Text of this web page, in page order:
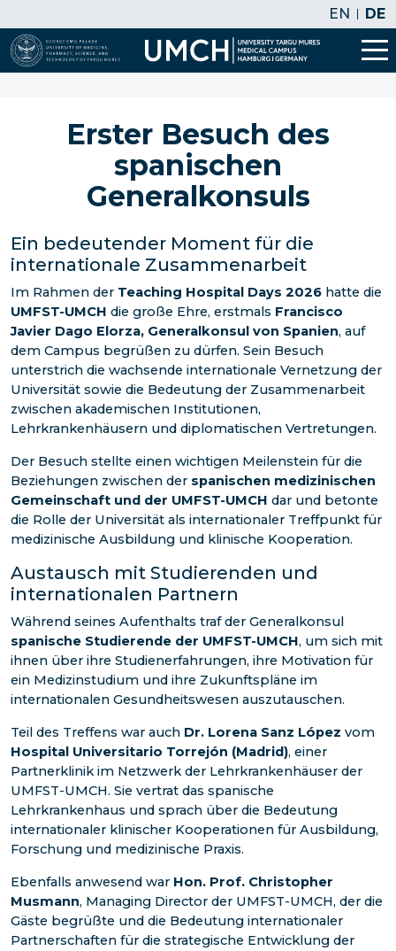
EN DE
Erster Besuch des
spanischen
Generalkonsuls
Ein bedeutender Moment für die
internationale Zusammenarbeit
Im Rahmen der Teaching Hospital Days 2026 hatte die
UMFST-UMCH die große Ehre, erstmals Francisco
Javier Dago Elorza, Generalkonsul von Spanien, auf
dem Campus begrüßen zu dürfen. Sein Besuch
unterstrich die wachsende internationale Vernetzung der
Universität sowie die Bedeutung der Zusammenarbeit
zwischen akademischen Institutionen,
Lehrkrankenhäusern und diplomatischen Vertretungen.
Der Besuch stellte einen wichtigen Meilenstein für die
Beziehungen zwischen der spanischen medizinischen
Gemeinschaft und der UMFST-UMCH dar und betonte
die Rolle der Universität als internationaler Treffpunkt für
medizinische Ausbildung und klinische Kooperation.
Austausch mit Studierenden und
internationalen Partnern
Während seines Aufenthalts traf der Generalkonsul
spanische Studierende der UMFST-UMCH, um sich mit
ihnen über ihre Studienerfahrungen, ihre Motivation für
ein Medizinstudium und ihre Zukunftspläne im
internationalen Gesundheitswesen auszutauschen.
Teil des Treffens war auch Dr. Lorena Sanz López vom
Hospital Universitario Torrejón (Madrid), einer
Partnerklinik im Netzwerk der Lehrkrankenhäuser der
UMFST-UMCH. Sie vertrat das spanische
Lehrkrankenhaus und sprach über die Bedeutung
internationaler klinischer Kooperationen für Ausbildung,
Forschung und medizinische Praxis.
Ebenfalls anwesend war Hon. Prof. Christopher
Musmann, Managing Director der UMFST-UMCH, der die
Gäste begrüßte und die Bedeutung internationaler
Partnerschaften für die strategische Entwicklung der